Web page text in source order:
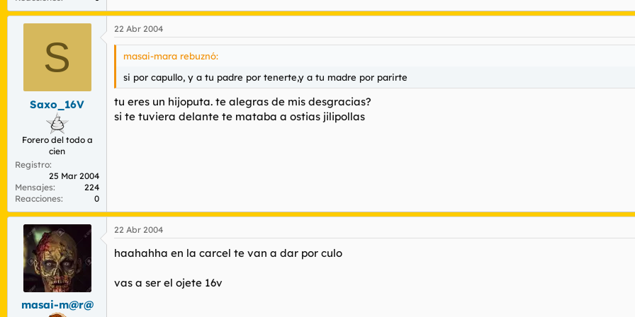
S
Saxo_16V
Forero del todo a
cien
Registro
25 Mar 2004
Mensajes
224
Reacciones
0
22 Abr 2004
masai-mara rebuznó:
si por capullo, y a tu padre por tenerte,y a tu madre por parirte
tu eres un hijoputa. te alegras de mis desgracias?
si te tuviera delante te mataba a ostias jilipollas
masai-m@r@
22 Abr 2004
haahahha en la carcel te van a dar por culo
vas a ser el ojete 16v